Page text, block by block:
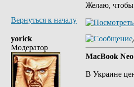
Желаю, чтобы
Вернуться к началу
yorick
Модератор
MacBook
В Украине